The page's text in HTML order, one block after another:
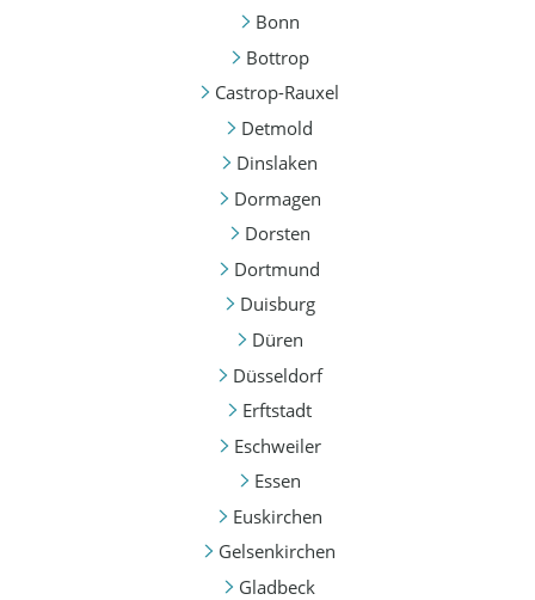
Bonn
Bottrop
Castrop-Rauxel
Detmold
Dinslaken
Dormagen
Dorsten
Dortmund
Duisburg
Düren
Düsseldorf
Erftstadt
Eschweiler
Essen
Euskirchen
Gelsenkirchen
Gladbeck